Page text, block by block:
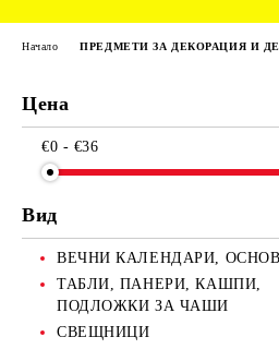
Цена
€0 - €36
Вид
ВЕЧНИ КАЛЕНДАРИ,
ТАБЛИ, ПАНЕРИ, КАШПИ,
ПОДЛОЖКИ ЗА ЧАШИ
СВЕЩНИЦИ
Начало ПРЕДМЕТИ ЗА ДЕКОРАЦИЯ И